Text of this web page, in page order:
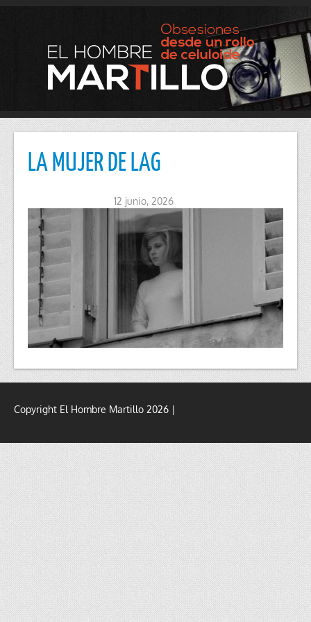
LA MUJER DE LAG
12 junio, 2026
Copyright El Hombre Martillo 2026 |